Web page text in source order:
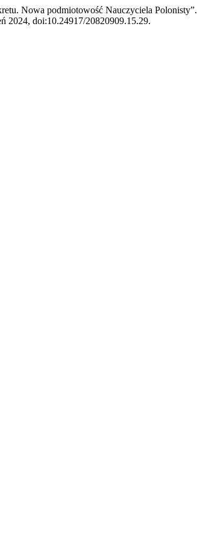
Nowa podmiotowość Nauczyciela Polonisty”.
2024, doi:10.24917/20820909.15.29.